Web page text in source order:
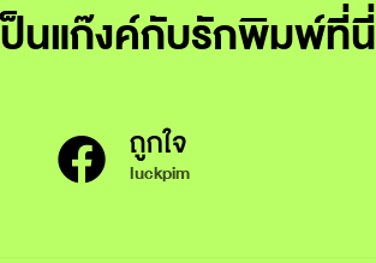
ป็นแก๊งค์กับรักพิมพ์ที่นี่
ถูกใจ
luckpim